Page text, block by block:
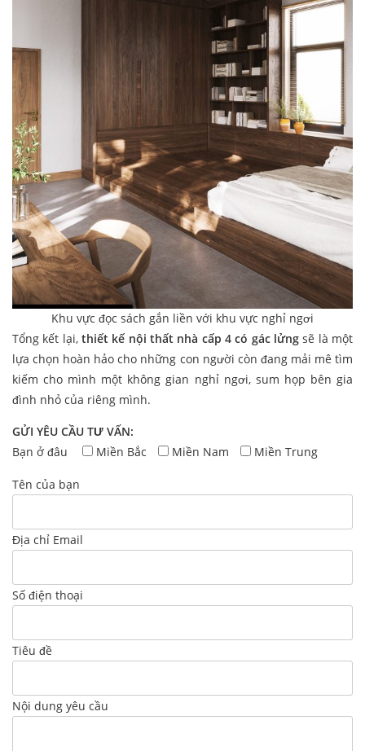
Khu vực đọc sách gắn liền với khu vực nghỉ ngơi
Tổng kết lại, thiết kế nội thất nhà cấp 4 có gác lửng sẽ là một
lựa chọn hoàn hảo cho những con người còn đang mải mê tìm
kiếm cho mình một không gian nghỉ ngơi, sum họp bên gia
đình nhỏ của riêng mình.
GỬI YÊU CẦU TƯ VẤN:
Bạn ở đâu
Miền Bắc Miền Nam Miền Trung
Tên của bạn
Địa chỉ Email
Số điện thoại
Tiêu đề
Nội dung yêu cầu